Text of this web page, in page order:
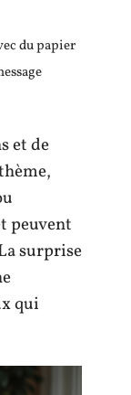
du papier
et de
peuvent
surprise
qui